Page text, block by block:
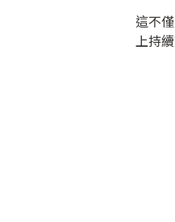
這不
上持